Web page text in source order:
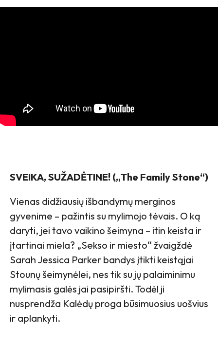
SVEIKA, SUŽADĖTINE! („The Family Stone“)
Vienas didžiausių išbandymų merginos
gyvenime – pažintis su mylimojo tėvais. O ką
daryti, jei tavo vaikino šeimyna – itin keista ir
įtartinai miela? „Sekso ir miesto“ žvaigždė
Sarah Jessica Parker bandys įtikti keistąjai
Stounų šeimynėlei, nes tik su jų palaiminimu
mylimasis galės jai pasipiršti. Todėl ji
nusprendža Kalėdų proga būsimuosius uošvius
ir aplankyti.